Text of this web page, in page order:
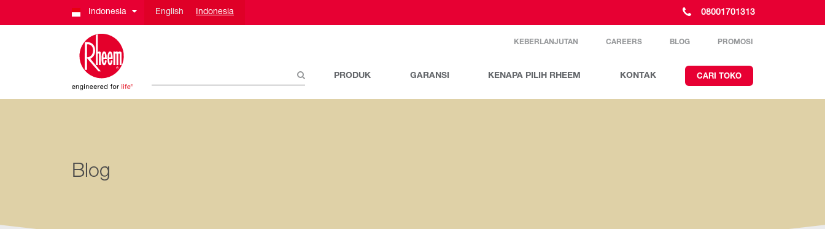
Indonesia English Indonesia 08001701313
KEBERLANJUTAN CAREERS BLOG PROMOSI
PRODUK GARANSI KENAPA PILIH RHEEM KONTAK CARI TOKO
Blog